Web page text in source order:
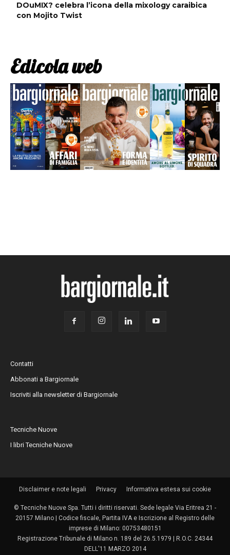
DOuMIX? celebra l’icona della mixology caraibica
con Mojito Twist
Edicola web
Contatti
Abbonati a Bargiornale
Iscriviti alla newsletter di Bargiornale
Tecniche Nuove
I libri Tecniche Nuove
Disclaimer e note legali Privacy Informativa estesa sui cookie
© Tecniche Nuove Spa. Tutti i diritti riservati. Sede legale Via Eritrea 21 -
20157 Milano | Codice fiscale, Partita IVA e Iscrizione al Registro delle
imprese di Milano: 00753480151
Registrazione Tribunale di Milano n. 189 del 26.5.1979 | R.O.C. 24344
DELL'11 MARZO 2014